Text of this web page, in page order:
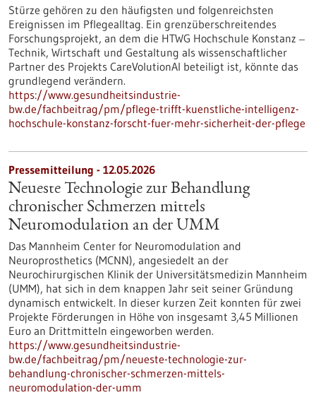
Stürze gehören zu den häufigsten und folgenreichsten
Ereignissen im Pflegealltag. Ein grenzüberschreitendes
Forschungsprojekt, an dem die HTWG Hochschule Konstanz ‒
Technik, Wirtschaft und Gestaltung als wissenschaftlicher
Partner des Projekts CareVolutionAI beteiligt ist, könnte das
grundlegend verändern.
https://www.gesundheitsindustrie-
bw.de/fachbeitrag/pm/pflege-trifft-kuenstliche-intelligenz-
hochschule-konstanz-forscht-fuer-mehr-sicherheit-der-pflege
Pressemitteilung - 12.05.2026
Neueste Technologie zur Behandlung
chronischer Schmerzen mittels
Neuromodulation an der UMM
Das Mannheim Center for Neuromodulation and
Neuroprosthetics (MCNN), angesiedelt an der
Neurochirurgischen Klinik der Universitätsmedizin Mannheim
(UMM), hat sich in dem knappen Jahr seit seiner Gründung
dynamisch entwickelt. In dieser kurzen Zeit konnten für zwei
Projekte Förderungen in Höhe von insgesamt 3,45 Millionen
Euro an Drittmitteln eingeworben werden.
https://www.gesundheitsindustrie-
bw.de/fachbeitrag/pm/neueste-technologie-zur-
behandlung-chronischer-schmerzen-mittels-
neuromodulation-der-umm